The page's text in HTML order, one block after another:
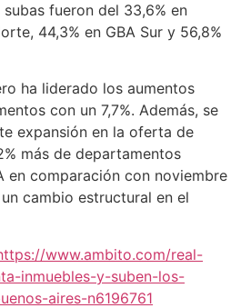
fueron del 33,6% en
44,3% en GBA Sur y 56,8%
ha liderado los aumentos
con un 7,7%. Además, se
expansión en la oferta de
más de departamentos
en comparación con noviembre
cambio estructural en el
www.ambito.com/real-
inmuebles-y-suben-los-
aires-n6196761